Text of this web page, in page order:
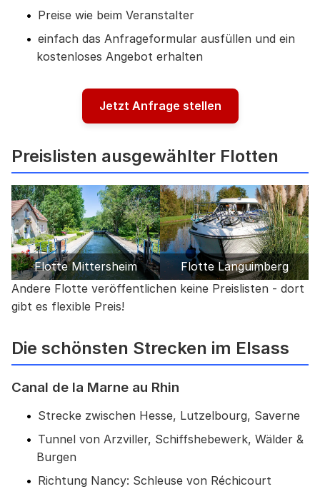
Preise wie beim Veranstalter
einfach das Anfrageformular ausfüllen und ein
kostenloses Angebot erhalten
Jetzt Anfrage stellen
Preislisten ausgewählter Flotten
Flotte Mittersheim
Flotte Languimberg
Andere Flotte veröffentlichen keine Preislisten - dort
gibt es flexible Preis!
Die schönsten Strecken im Elsass
Canal de la Marne au Rhin
Strecke zwischen Hesse, Lutzelbourg, Saverne
Tunnel von Arzviller, Schiffshebewerk, Wälder &
Burgen
Richtung Nancy: Schleuse von Réchicourt